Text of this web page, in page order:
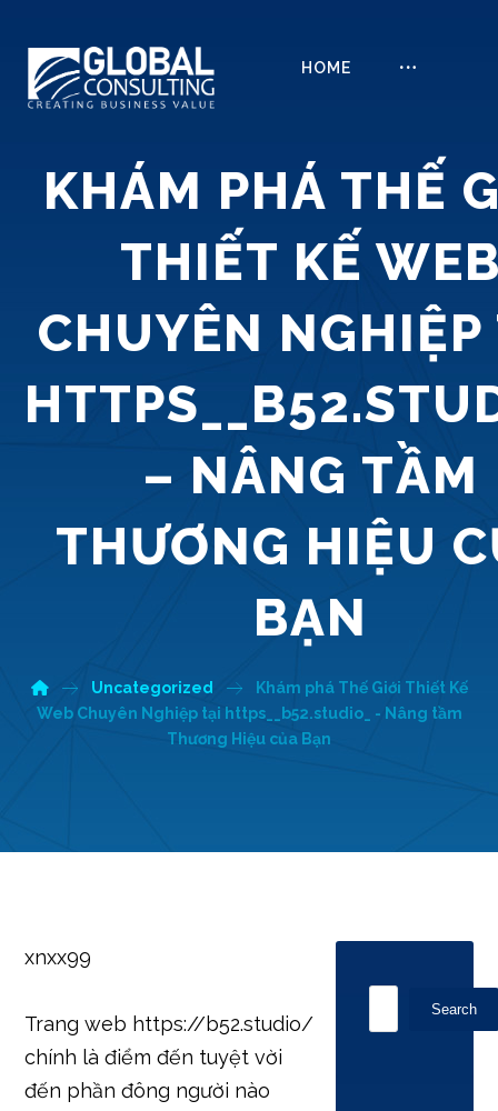
HOME
KHÁM PHÁ THẾ
THIẾT KẾ
CHUYÊN
– NÂNG TẦM
THƯƠNG HIỆU
BẠN
Uncategorized
Khám phá Thế Giới Thiết Kế
Web Chuyên Nghiệp tại https__b52.studio_ - Nâng tầm
Thương Hiệu của Bạn
xnxx99
Trang web https://b52.studio/
chính là điểm đến tuyệt vời
đến phần đông người nào
Search